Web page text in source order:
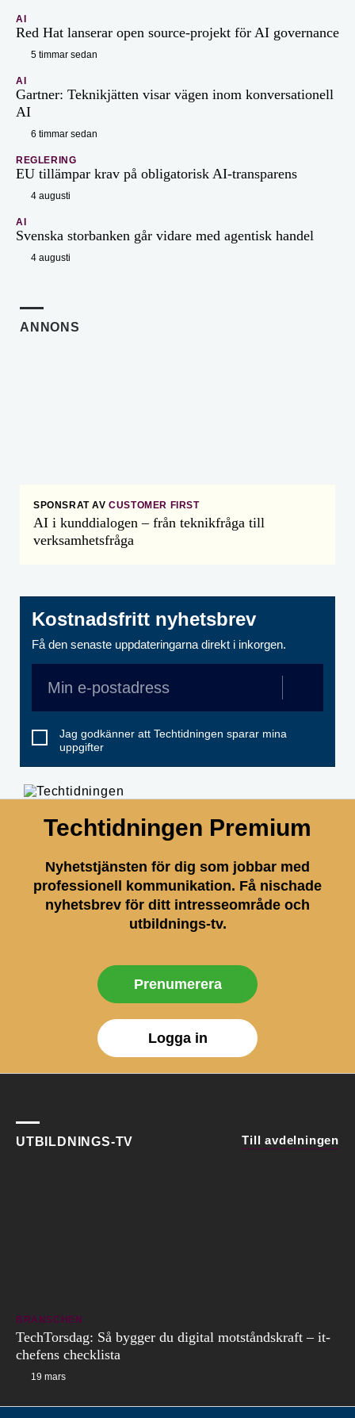
AI
Red Hat lanserar open source-projekt för AI governance
5 timmar sedan
AI
Gartner: Teknikjätten visar vägen inom konversationell
AI
6 timmar sedan
REGLERING
EU tillämpar krav på obligatorisk AI-transparens
4 augusti
AI
Svenska storbanken går vidare med agentisk handel
4 augusti
ANNONS
SPONSRAT AV CUSTOMER FIRST
AI i kunddialogen – från teknikfråga till
verksamhetsfråga
Kostnadsfritt nyhetsbrev
Få den senaste uppdateringarna direkt i inkorgen.
Jag godkänner att Techtidningen sparar mina
uppgifter
Techtidningen Premium
Nyhetstjänsten för dig som jobbar med
professionell kommunikation. Få nischade
nyhetsbrev för ditt intresseområde och
utbildnings-tv.
Prenumerera
Logga in
UTBILDNINGS-TV Till avdelningen
BRANSCHEN
TechTorsdag: Så bygger du digital motståndskraft – it-
chefens checklista
19 mars